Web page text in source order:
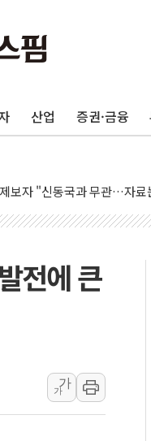
산업 증권·금융
례 산불 32분 만에 주불 진
원 규모 압류재산 1506건 공
플러스
러스
보자 "신동국과 무관…자료
, '콰이어트' 테스트 참가자 3
리핑 도입 후 블로그 창작자
간 럭키 페스타' 실시...휴대
단의료복합단지 지정 준비
리 이끼폭포 생태탐방로 출입
전에 큰
가
가